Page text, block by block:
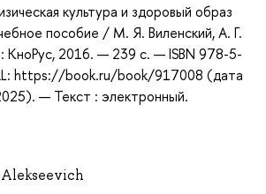
культура и здоровый образ
пособие / М. Я. Виленский, А. Г.
КноРус, 2016. — 239 с. — ISBN 978-5-
https://book.ru/book/917008 (дата
— Текст : электронный.